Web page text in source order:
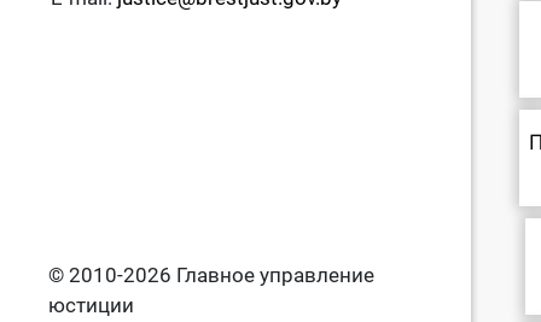
© 2010-2026 Главное управление
юстиции